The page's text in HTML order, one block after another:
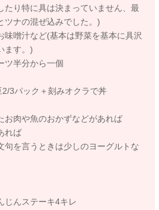
たり特に具は決まっていません、最
ツナの混ぜ込みでした。)
味噌汁など(基本は野菜を基本に具沢
ます。)
ツ半分から一個
2/3パック＋刻みオクラで丼
お肉や魚のおかずなどがあれば
れば
句を言うときは少しのヨーグルトな
じんステーキ4キレ